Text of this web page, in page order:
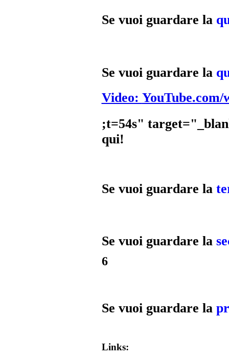
Se vuoi guardare la
Se vuoi guardare la
Video:
;t=54s"
qui!
Se vuoi guardare la
Se vuoi guardare la
6
Se vuoi guardare la
Links: